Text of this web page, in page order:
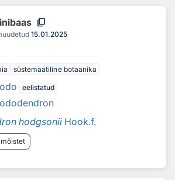
content_copy
15.01.2025
süstemaatiline botaanika
eelistatud
hodgsonii Hook.f.